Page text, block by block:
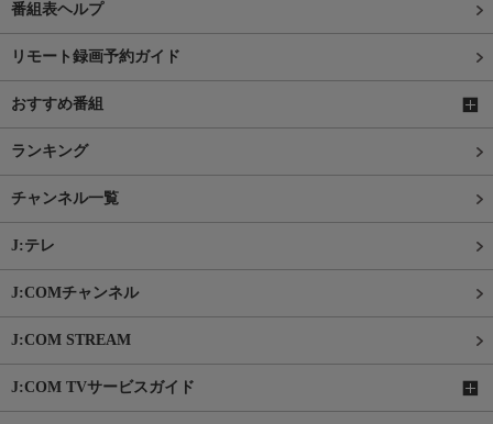
番組表ヘルプ
リモート録画予約ガイド
おすすめ番組
ランキング
チャンネル一覧
J:テレ
J:COMチャンネル
J:COM STREAM
J:COM TVサービスガイド